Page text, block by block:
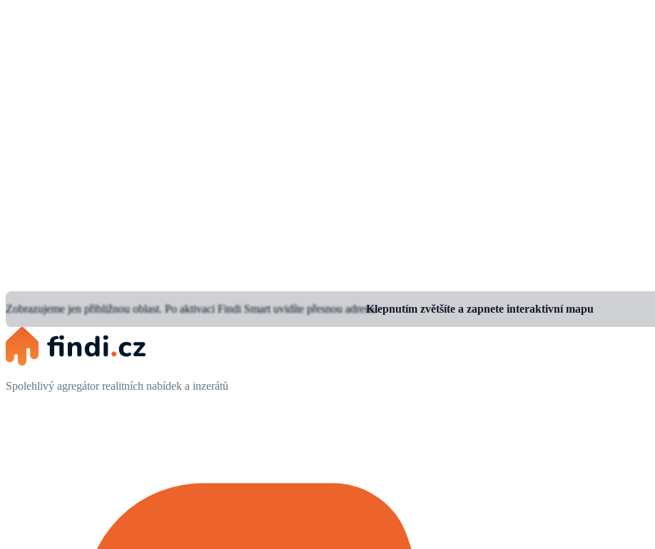
Klepnutím zvětšíte a zapnete interaktivní mapu
Zobrazujeme jen přibližnou oblast. Po aktivaci Findi Smart uvidíte přesnou adresu.
Spolehlivý agregátor realitních nabídek a inzerátů